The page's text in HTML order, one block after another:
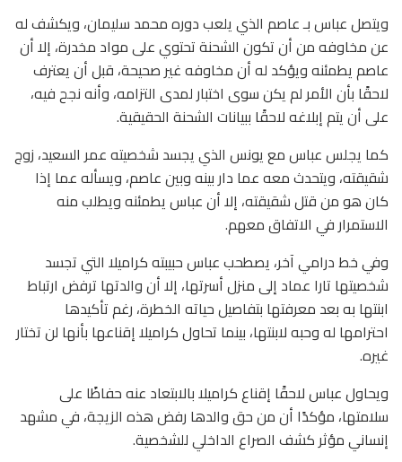
ويتصل عباس بـ عاصم الذي يلعب دوره محمد سليمان، ويكشف له
عن مخاوفه من أن تكون الشحنة تحتوي على مواد مخدرة، إلا أن
عاصم يطمئنه ويؤكد له أن مخاوفه غير صحيحة، قبل أن يعترف
لاحقًا بأن الأمر لم يكن سوى اختبار لمدى التزامه، وأنه نجح فيه،
على أن يتم إبلاغه لاحقًا ببيانات الشحنة الحقيقية.
كما يجلس عباس مع يونس الذي يجسد شخصيته عمر السعيد، زوج
شقيقته، ويتحدث معه عما دار بينه وبين عاصم، ويسأله عما إذا
كان هو من قتل شقيقته، إلا أن عباس يطمئنه ويطلب منه
الاستمرار في الاتفاق معهم.
وفي خط درامي آخر، يصطحب عباس حبيبته كراميلا التي تجسد
شخصيتها تارا عماد إلى منزل أسرتها، إلا أن والدتها ترفض ارتباط
ابنتها به بعد معرفتها بتفاصيل حياته الخطرة، رغم تأكيدها
احترامها له وحبه لابنتها، بينما تحاول كراميلا إقناعها بأنها لن تختار
غيره.
ويحاول عباس لاحقًا إقناع كراميلا بالابتعاد عنه حفاظًا على
سلامتها، مؤكدًا أن من حق والدها رفض هذه الزيجة، في مشهد
إنساني مؤثر كشف الصراع الداخلي للشخصية.